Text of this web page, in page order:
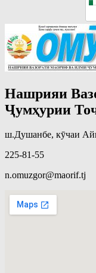
Нашрияи
Ҷумҳурии
ш.Душанбе, кӯчаи
225-81-55
n.omuzgor@maorif.tj